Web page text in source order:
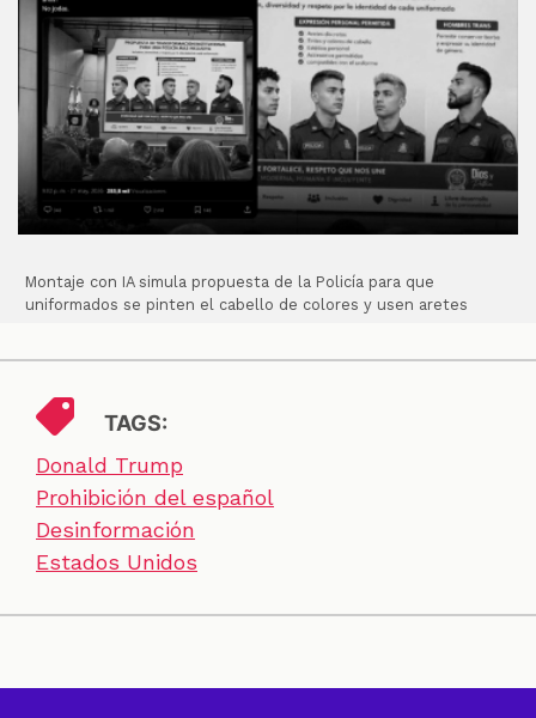
Montaje con IA simula propuesta de la Policía para que
uniformados se pinten el cabello de colores y usen aretes
TAGS:
Donald Trump
Prohibición del español
Desinformación
Estados Unidos